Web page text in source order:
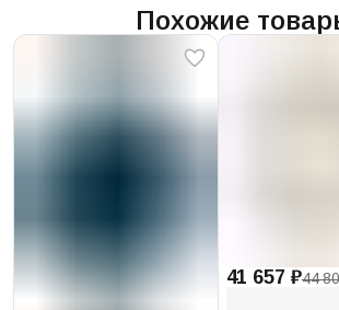
Похожие
41 657 ₽44